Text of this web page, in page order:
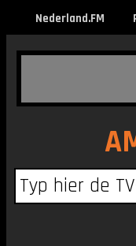
Nederland.FM